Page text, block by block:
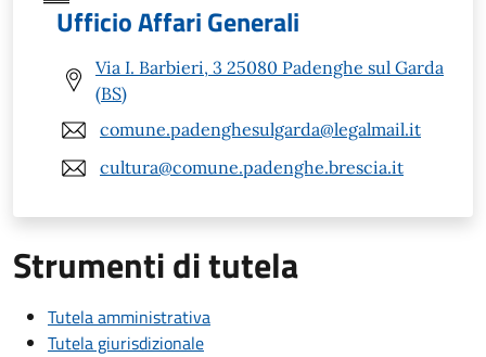
Ufficio Affari Generali
Via I. Barbieri, 3 25080 Padenghe sul Garda
(BS)
comune.padenghesulgarda@legalmail.it
cultura@comune.padenghe.brescia.it
Strumenti di tutela
Tutela amministrativa
Tutela giurisdizionale